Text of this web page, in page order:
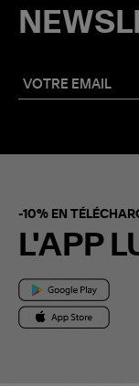
-10% EN
L'APP